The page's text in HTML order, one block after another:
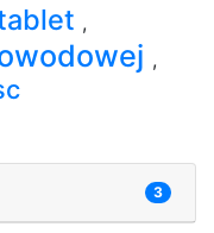
,
,
3